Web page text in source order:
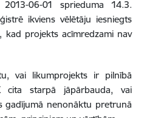
06-01 sprieduma 14.3.
ikviens vēlētāju iesniegts
kad projekts acīmredzami nav
vai likumprojekts ir pilnībā
cita starpā jāpārbauda, vai
gadījumā nenonāktu pretrunā